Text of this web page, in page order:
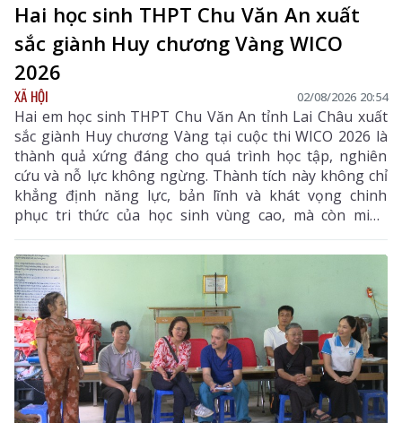
Hai học sinh THPT Chu Văn An xuất
sắc giành Huy chương Vàng WICO
2026
XÃ HỘI 02/08/2026 20:54
Hai em học sinh THPT Chu Văn An tỉnh Lai Châu xuất
sắc giành Huy chương Vàng tại cuộc thi WICO 2026 là
thành quả xứng đáng cho quá trình học tập, nghiên
cứu và nỗ lực không ngừng. Thành tích này không chỉ
khẳng định năng lực, bản lĩnh và khát vọng chinh
phục tri thức của học sinh vùng cao, mà còn minh
chứng rằng với ý chí và sự quyết tâm, các em hoàn
toàn có thể vượt qua mọi ranh giới trong nước để
vươn ra đấu trường quốc tế. Đây là niềm tự hào của
ngành giáo dục Lai Châu, đồng thời là nguồn cảm
hứng, động lực để thế hệ học sinh tiếp tục nuôi dưỡng
ước mơ, không ngừng sáng tạo và hội nhập với thế
giới.